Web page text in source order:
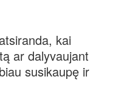
kai
ar dalyvaujant
susikaupę ir